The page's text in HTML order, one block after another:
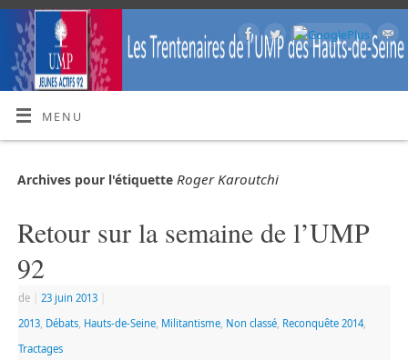
MENU
Archives pour l'étiquette Roger Karoutchi
Retour sur la semaine de l’UMP
92
de 23 juin 2013
2013, Débats, Hauts-de-Seine, Militantisme, Non classé, Reconquête 2014,
Tractages